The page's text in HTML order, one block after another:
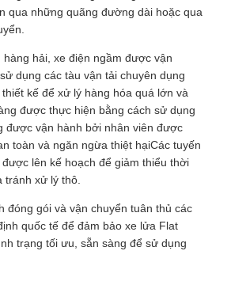
qua những quãng đường dài hoặc qua
hải, xe điện ngầm được vận
dụng các tàu vận tải chuyên dụng
kế để xử lý hàng hóa quá lớn và
được thực hiện bằng cách sử dụng
được vận hành bởi nhân viên được
toàn và ngăn ngừa thiệt hạiCác tuyến
lên kế hoạch để giảm thiểu thời
tránh xử lý thô.
đóng gói và vận chuyển tuân thủ các
quốc tế để đảm bảo xe lửa Flat
trạng tối ưu, sẵn sàng để sử dụng